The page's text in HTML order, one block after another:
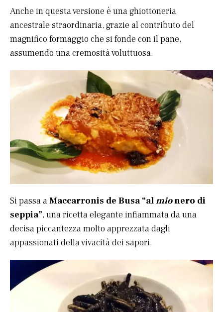
Anche in questa versione è una ghiottoneria
ancestrale straordinaria, grazie al contributo del
magnifico formaggio che si fonde con il pane,
assumendo una cremosità voluttuosa.
Si passa aMaccarronis de Busa “almionero di
seppia”, una ricetta elegante infiammata da una
decisa piccantezza molto apprezzata dagli
appassionati della vivacità dei sapori.